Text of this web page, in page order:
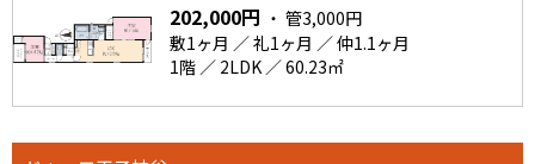
202,000円 ・ 管3,000円
敷1ヶ月 ／ 礼1ヶ月 ／ 仲1.1ヶ月
1階 ／ 2LDK ／ 60.23㎡